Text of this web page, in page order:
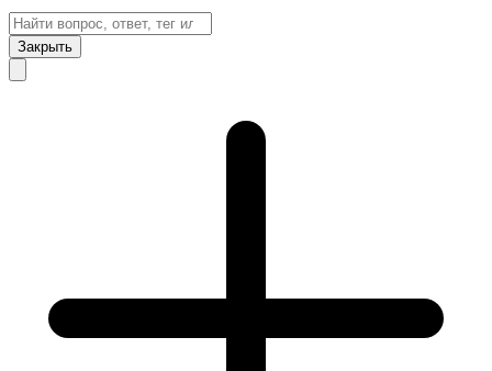
Закрыть